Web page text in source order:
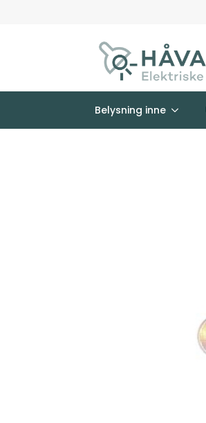
Belysning inne